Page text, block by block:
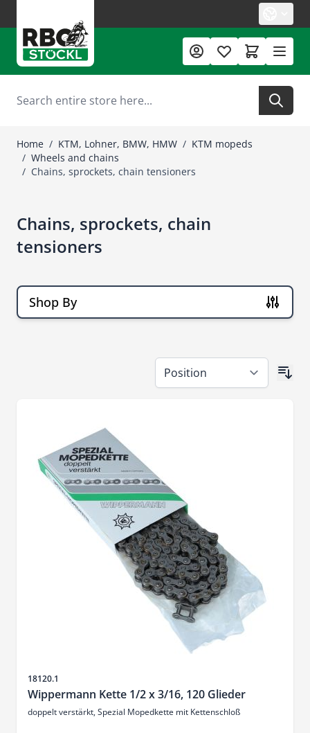
Search
Home / KTM, Lohner, BMW, HMW / KTM mopeds
/ Wheels and chains
/ Chains, sprockets, chain tensioners
Chains, sprockets, chain
tensioners
Shop By
Sku
18120.1
Wippermann Kette 1/2 x 3/16, 120 Glieder
doppelt verstärkt, Spezial Mopedkette mit Kettenschloß